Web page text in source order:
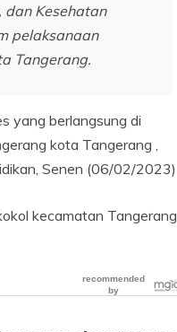
Kesehatan
pelaksanaan
Tangerang.
yang berlangsung di
kota Tangerang ,
Senen (06/02/2023)
kecamatan Tangerang